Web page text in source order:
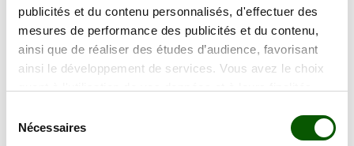
publicités et du contenu personnalisés, d'effectuer des
mesures de performance des publicités et du contenu,
ainsi que de réaliser des études d’audience, favorisant
ainsi le développement de services. Vous avez le choix
tout moment en consultant la Déclaration relative aux
Nécessaires
Annulation Gratuite jusqu'à 48h
1 Av. d'Aiguilhe, 43000 Le Puy-en-
vendredi 25 septembre 2026